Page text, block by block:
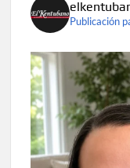
Publicación